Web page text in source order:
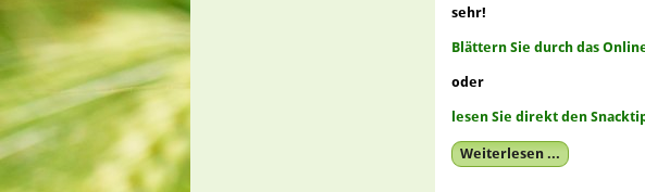
sehr!
Blättern Sie durch das
oder
lesen Sie direkt den
Weiterlesen ...